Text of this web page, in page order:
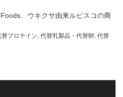
、ウキクサ由来ルビスコの商
替プロテイン 代替乳製品・代替卵 代替